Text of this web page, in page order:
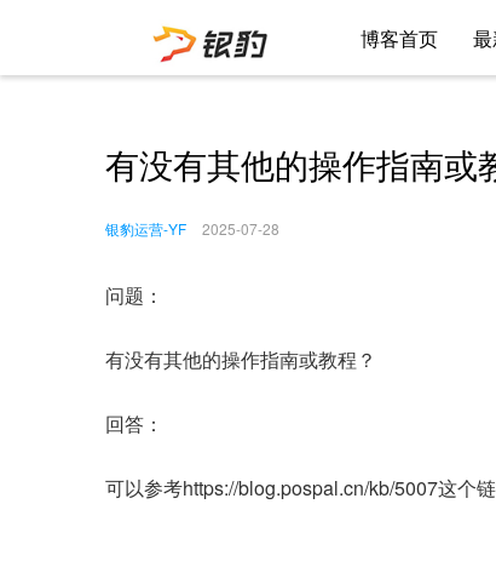
博客首页
有没有其他的操作指南或
银豹运营-YF 2025-07-28
问题：
有没有其他的操作指南或教程？
回答：
可以参考https://blog.pospal.cn/kb/5007这个